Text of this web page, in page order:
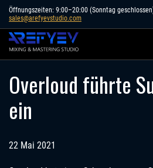
Skip
content
Öffnungszeiten: 9:00–20:00 (Sonntag geschlossen)
sales@arefyevstudio.com
Overloud führte
ein
22 Mai 2021